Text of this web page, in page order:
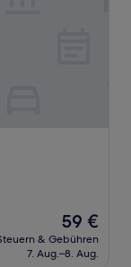
Der
Preis
beträgt
59 €
& Gebühren
7. Aug.–8. Aug.